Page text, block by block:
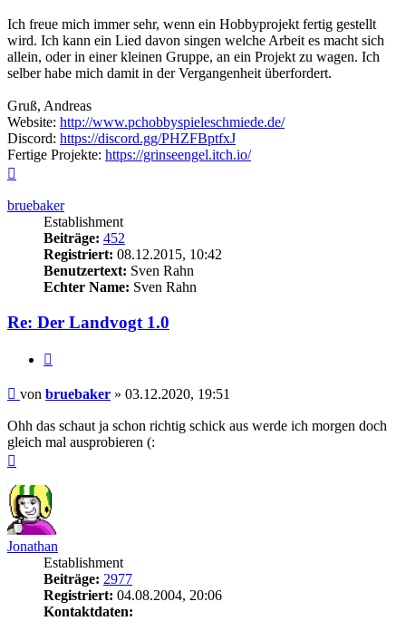
Ich freue mich immer sehr, wenn ein Hobbyprojekt fertig gestellt
wird. Ich kann ein Lied davon singen welche Arbeit es macht sich
allein, oder in einer kleinen Gruppe, an ein Projekt zu wagen. Ich
selber habe mich damit in der Vergangenheit überfordert.
Gruß, Andreas
Website: http://www.pchobbyspieleschmiede.de/
Discord: https://discord.gg/PHZFBptfxJ
Fertige Projekte: https://grinseengel.itch.io/
bruebaker
Establishment
Beiträge: 452
Registriert: 08.12.2015, 10:42
Benutzertext: Sven Rahn
Echter Name: Sven Rahn
Re: Der Landvogt 1.0
Beitrag
von bruebaker » 03.12.2020, 19:51
Ohh das schaut ja schon richtig schick aus werde ich morgen doch
gleich mal ausprobieren (:
Jonathan
Establishment
Beiträge: 2977
Registriert: 04.08.2004, 20:06
Kontaktdaten: